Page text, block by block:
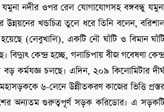
যমুনা নদীর ওপর রেল যোগাযোগসহ বঙ্গবন্ধু
খন্ডচিত্র তুলে ধরে তিনি বলেন,
(লেবুখালি), একটি নৌ ঘাঁটি ও বিমান
বিদ্যুৎ কেন্দ্র হচ্ছে, গলাচিপায় বীজ গবেষণা
কর্মযজ্ঞ চলছে। এদিন, ২০৯ কিলোমিটার
৬-লেনে উন্নীতকরণ কাজের ভিত্তি
অন্যতম গুরুত্বপূর্ণ সড়ক করিডোর। এ